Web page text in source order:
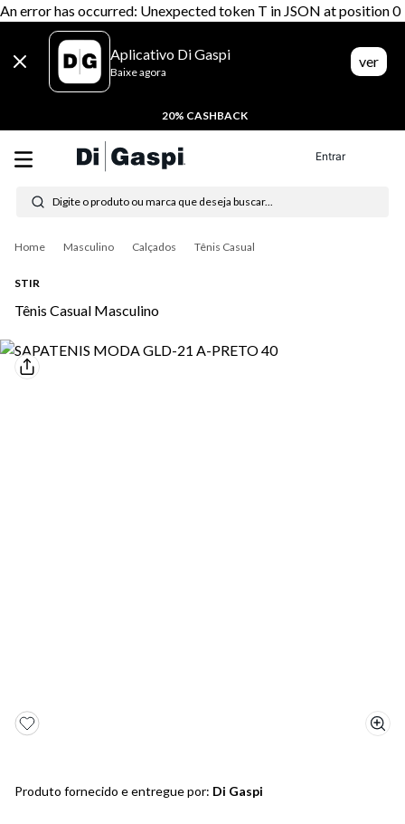
An error has occurred: Unexpected token T in JSON at position 0
Aplicativo Di Gaspi
Baixe agora
ver
20% CASHBACK
Entrar
Digite o produto ou marca que deseja buscar...
Masculino Calçados Tênis Casual
STIR
Tênis Casual Masculino
Produto fornecido e entregue por: Di Gaspi
Termos mais buscados
1º tênis feminino
4º tênis masculino